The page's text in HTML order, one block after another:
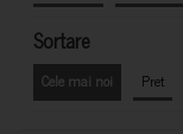
Sortare
Cele mai noi Pret